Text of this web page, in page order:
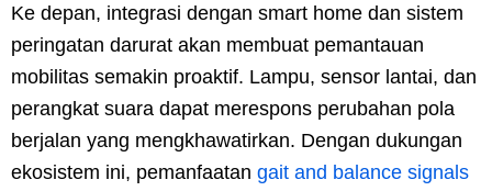
Ke depan, integrasi dengan smart home dan sistem
peringatan darurat akan membuat pemantauan
mobilitas semakin proaktif. Lampu, sensor lantai, dan
perangkat suara dapat merespons perubahan pola
berjalan yang mengkhawatirkan. Dengan dukungan
ekosistem ini, pemanfaatan gait and balance signals